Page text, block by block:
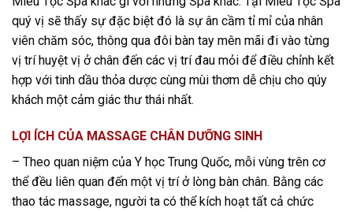
quý vị sẽ thấy sự đặc biệt đó là sự ân cầm tỉ mỉ của nhân
viên chăm sóc, thông qua đôi bàn tay mên mãi đi vào từng
vị trí huyệt vị ở chân đến các vị trí đau mỏi để điều chỉnh kết
hợp với tinh dầu thỏa dược cùng mùi thơm dễ chịu cho qúy
khách một cảm giác thư thái nhất.
LỢI ÍCH CỦA MASSAGE CHÂN DƯỠNG SINH
– Theo quan niệm của Y học Trung Quốc, mỗi vùng trên cơ
thể đều liên quan đến một vị trí ở lòng bàn chân. Bằng các
thao tác massage, người ta có thể kích hoạt tất cả chức